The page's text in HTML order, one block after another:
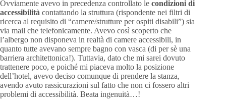
Ovviamente avevo in precedenza controllato le condizioni di
accessibilità contattando la struttura (rispondente nei filtri di
ricerca al requisito di “camere/strutture per ospiti disabili”) sia
via mail che telefonicamente. Avevo così scoperto che
l’albergo non disponeva in realtà di camere accessibili, in
quanto tutte avevano sempre bagno con vasca (di per sè una
barriera architettonica!). Tuttavia, dato che mi sarei dovuto
trattenere poco, e poiché mi piaceva molto la posizione
dell’hotel, avevo deciso comunque di prendere la stanza,
avendo avuto rassicurazioni sul fatto che non ci fossero altri
problemi di accessibilità. Beata ingenuità…!